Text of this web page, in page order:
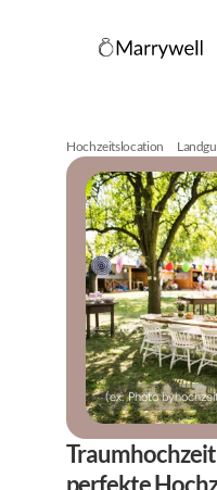
Hochzeitslocation
(ex: Photo by
perfekte